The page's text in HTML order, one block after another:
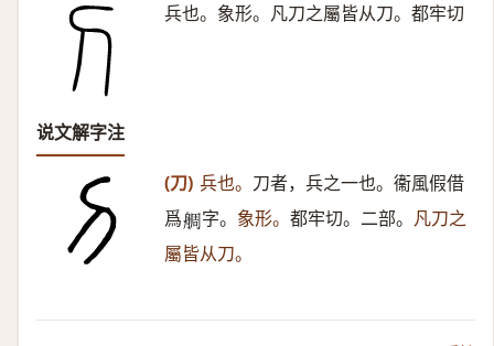
兵也。象形。凡刀之屬皆从刀。都牢切
说文解字注
(刀) 兵也。 刀者，兵之一也。衞風假借
爲𦩍 字。 象形。 都牢切。二部。 凡刀之
屬皆从刀。